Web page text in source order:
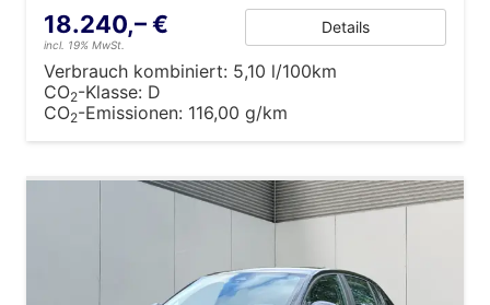
18.240,– €
incl. 19% MwSt.
Details
Verbrauch kombiniert: 5,10 l/100km
CO2-Klasse: D
CO2-Emissionen: 116,00 g/km